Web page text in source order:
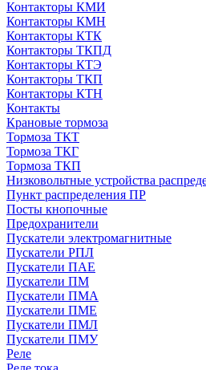
Контакторы КМИ
Контакторы КМН
Контакторы КТК
Контакторы ТКПД
Контакторы КТЭ
Контакторы ТКП
Контакторы КТН
Контакты
Крановые тормоза
Тормоза ТКТ
Тормоза ТКГ
Тормоза ТКП
Низковольтные устройства
Пункт распределения ПР
Посты кнопочные
Предохранители
Пускатели электромагнитные
Пускатели РПЛ
Пускатели ПАЕ
Пускатели ПМ
Пускатели ПМА
Пускатели ПМЕ
Пускатели ПМЛ
Пускатели ПМУ
Реле